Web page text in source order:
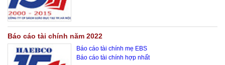
Báo cáo tài chính năm 2022
Báo cáo tài chính mẹ EBS
Báo cáo tài chính hợp nhất